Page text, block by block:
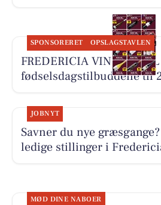
SPONSORERET OPSLAGSTAVLEN
FREDERICIA
fødselsdagstilbuddene til
JOBNYT
Savner du nye
ledige stillinger i
MØD DINE NABOER